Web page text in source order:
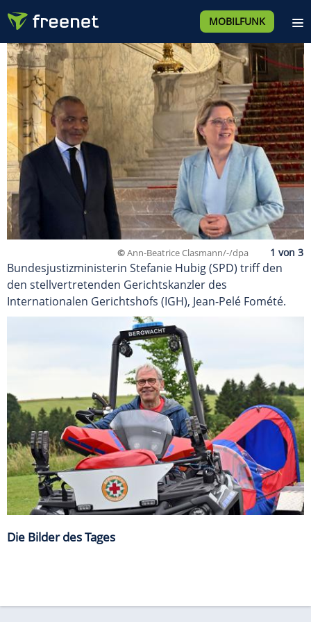
MOBILFUNK
©Ann-Beatrice Clasmann/-/dpa
Bundesjustizministerin Stefanie Hubig (SPD) triff den
den stellvertretenden Gerichtskanzler des
Internationalen Gerichtshofs (IGH), Jean-Pelé Fomété.
Die Bilder des Tages